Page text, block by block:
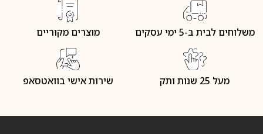
משלוחים לבית ב-5 ימי עסקים מוצרים מקוריים
מעל 25 שנות ותק שירות אישי בוואטסאפ